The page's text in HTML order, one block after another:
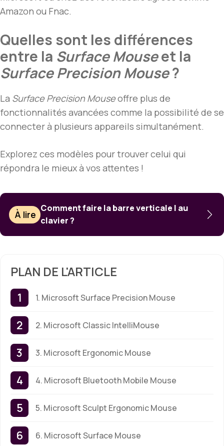
Amazon ou Fnac.
Quelles sont les différences
entre la Surface Mouseet la
Surface Precision Mouse?
La Surface Precision Mouseoffre plus de
fonctionnalités avancées comme la possibilité de se
connecter à plusieurs appareils simultanément.
Explorez ces modèles pour trouver celui qui
répondra le mieux à vos attentes !
À lire
Comment faire la barre verticale | au
clavier ?
PLAN DE L'ARTICLE
1. Microsoft Surface Precision Mouse
2. Microsoft Classic IntelliMouse
3. Microsoft Ergonomic Mouse
4. Microsoft Bluetooth Mobile Mouse
5. Microsoft Sculpt Ergonomic Mouse
6. Microsoft Surface Mouse